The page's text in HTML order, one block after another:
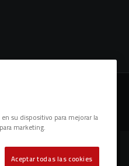
en su dispositivo para mejorar la
marketing.
Aceptar todas las cookies